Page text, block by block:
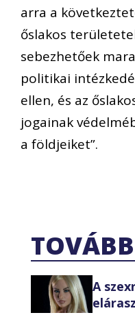
arra a
őslakos
sebezhetőek
politikai
ellen, és az
jogainak
a földjeiket”.
A